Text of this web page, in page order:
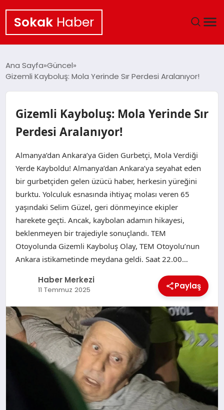
Sokak Haber
EKONOMI
POLITIKA
GÜNCEL
KÜLTÜR SANAT
SAĞLIK
TEKNOLOJI
Ana Sayfa Güncel
Gizemli Kayboluş: Mola Yerinde Sır Perdesi Aralanıyor!
Gizemli Kayboluş: Mola Yerinde Sır
Perdesi Aralanıyor!
Almanya’dan Ankara’ya Giden Gurbetçi, Mola Verdiği
Yerde Kayboldu! Almanya’dan Ankara’ya seyahat eden
bir gurbetçiden gelen üzücü haber, herkesin yüreğini
burktu. Yolculuk esnasında ihtiyaç molası veren 65
yaşındaki Selim Güzel, geri dönmeyince ekipler
harekete geçti. Ancak, kaybolan adamın hikayesi,
beklenmeyen bir trajediyle sonuçlandı. TEM
Otoyolunda Gizemli Kayboluş Olay, TEM Otoyolu’nun
Ankara istikametinde meydana geldi. Saat 22.00…
Haber Merkezi
11 Temmuz 2025 Paylaş